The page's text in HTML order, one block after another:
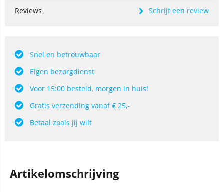
Reviews Schrijf een review
Snel en betrouwbaar
Eigen bezorgdienst
Voor 15:00 besteld, morgen in huis!
Gratis verzending vanaf € 25,-
Betaal zoals jij wilt
Artikelomschrijving